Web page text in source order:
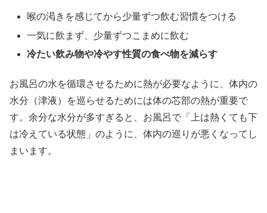
喉の渇きを感じてから少量ずつ飲む習慣をつける
一気に飲まず、少量ずつこまめに飲む
冷たい飲み物や冷やす性質の食べ物を減らす
お風呂の水を循環させるために熱が必要なように、体内の
水分（津液）を巡らせるためには体の芯部の熱が重要で
す。余分な水分が多すぎると、お風呂で「上は熱くても下
は冷えている状態」のように、体内の巡りが悪くなってし
まいます。